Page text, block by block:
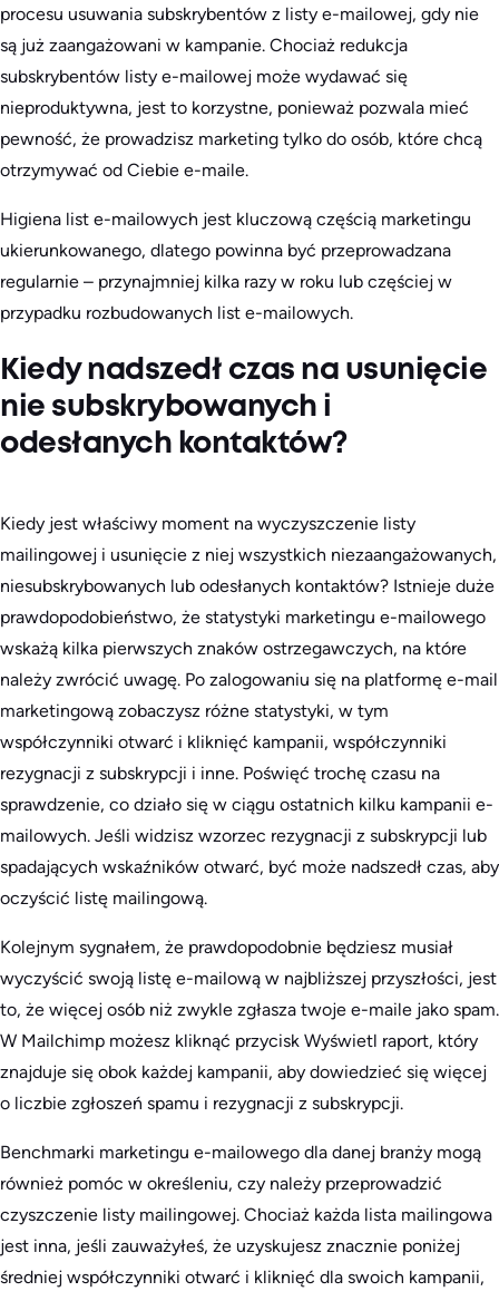
procesu usuwania subskrybentów z listy e-mailowej, gdy nie
są już zaangażowani w kampanie. Chociaż redukcja
subskrybentów listy e-mailowej może wydawać się
nieproduktywna, jest to korzystne, ponieważ pozwala mieć
pewność, że prowadzisz marketing tylko do osób, które chcą
otrzymywać od Ciebie e-maile.
Higiena list e-mailowych jest kluczową częścią marketingu
ukierunkowanego, dlatego powinna być przeprowadzana
regularnie – przynajmniej kilka razy w roku lub częściej w
przypadku rozbudowanych list e-mailowych.
Kiedy nadszedł czas na usunięcie
nie subskrybowanych i
odesłanych kontaktów?
Kiedy jest właściwy moment na wyczyszczenie listy
mailingowej i usunięcie z niej wszystkich niezaangażowanych,
niesubskrybowanych lub odesłanych kontaktów? Istnieje duże
prawdopodobieństwo, że statystyki marketingu e-mailowego
wskażą kilka pierwszych znaków ostrzegawczych, na które
należy zwrócić uwagę. Po zalogowaniu się na platformę e-mail
marketingową zobaczysz różne statystyki, w tym
współczynniki otwarć i kliknięć kampanii, współczynniki
rezygnacji z subskrypcji i inne. Poświęć trochę czasu na
sprawdzenie, co działo się w ciągu ostatnich kilku kampanii e-
mailowych. Jeśli widzisz wzorzec rezygnacji z subskrypcji lub
spadających wskaźników otwarć, być może nadszedł czas, aby
oczyścić listę mailingową.
Kolejnym sygnałem, że prawdopodobnie będziesz musiał
wyczyścić swoją listę e-mailową w najbliższej przyszłości, jest
to, że więcej osób niż zwykle zgłasza twoje e-maile jako spam.
W Mailchimp możesz kliknąć przycisk Wyświetl raport, który
znajduje się obok każdej kampanii, aby dowiedzieć się więcej
o liczbie zgłoszeń spamu i rezygnacji z subskrypcji.
Benchmarki marketingu e-mailowego dla danej branży mogą
również pomóc w określeniu, czy należy przeprowadzić
czyszczenie listy mailingowej. Chociaż każda lista mailingowa
jest inna, jeśli zauważyłeś, że uzyskujesz znacznie poniżej
średniej współczynniki otwarć i kliknięć dla swoich kampanii,